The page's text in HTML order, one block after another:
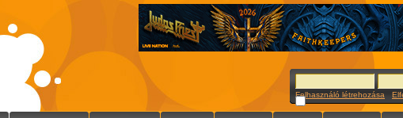
Felhasználó létrehozása